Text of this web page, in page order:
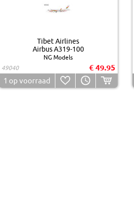
Tibet Airlines
Airbus A319-100
NG Models
49040
€ 49.95
1 op voorraad